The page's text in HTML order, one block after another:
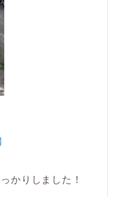
かりしました！